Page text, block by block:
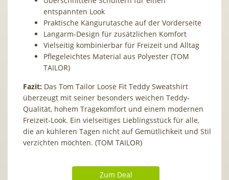
entspannten Look
Praktische Kängurutasche auf der Vorderseite
Langarm-Design für zusätzlichen Komfort
Vielseitig kombinierbar für Freizeit und Alltag
Pflegeleichtes Material aus Polyester (TOM
TAILOR)
Fazit: Das Tom Tailor Loose Fit Teddy Sweatshirt
überzeugt mit seiner besonders weichen Teddy-
Qualität, hohem Tragekomfort und einem modernen
Freizeit-Look. Ein vielseitiges Lieblingsstück für alle,
die an kühleren Tagen nicht auf Gemütlichkeit und Stil
verzichten möchten. (TOM TAILOR)
Zum Deal